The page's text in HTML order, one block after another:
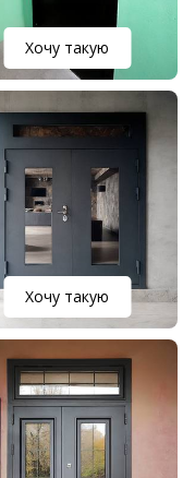
Хочу такую
Хочу такую